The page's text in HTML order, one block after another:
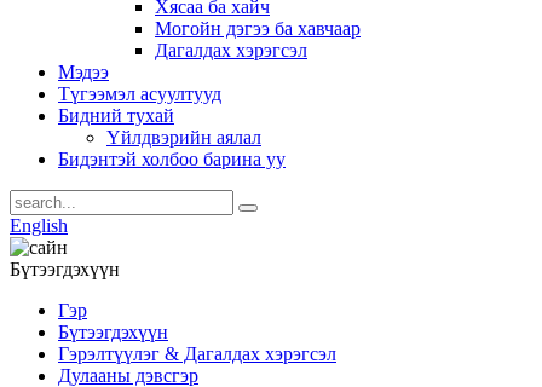
Хясаа ба хайч
Могойн дэгээ ба хавчаар
Дагалдах хэрэгсэл
Мэдээ
Түгээмэл асуултууд
Бидний тухай
Үйлдвэрийн аялал
Бидэнтэй холбоо барина уу
English
Бүтээгдэхүүн
Гэр
Бүтээгдэхүүн
Гэрэлтүүлэг & Дагалдах хэрэгсэл
Дулааны дэвсгэр